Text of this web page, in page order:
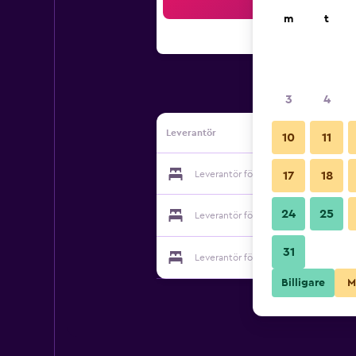
Leverantör
Leverantör för Wagayado -Hale-
Leverantör för Wagayado -Hale-
Leverantör för Wagayado -Hale-
m t
3 4
10 11
17 18
24 25
31
Billigare